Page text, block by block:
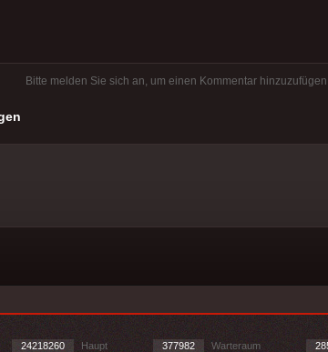
Bitte melden Sie sich an, um einen Kommentar hinzuzufügen.
24218260 Haupt 377982 Warteraum